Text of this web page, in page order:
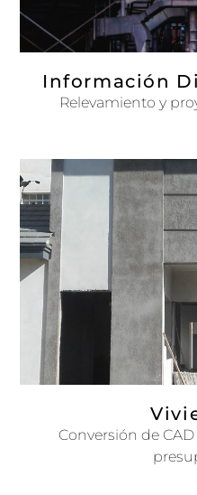
Información
Relevamiento y
Conversión de